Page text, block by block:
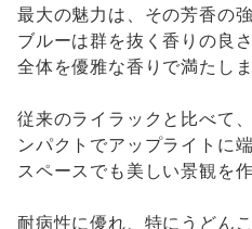
最大の魅力は、その芳香の
ブルーは群を抜く香りの良
全体を優雅な香りで満たしま
従来のライラックと比べて
ンパクトでアップライトに
スペースでも美しい景観を
耐病性に優れ、特にうどん